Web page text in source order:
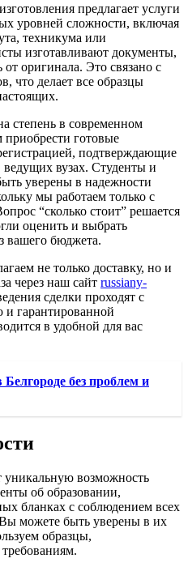
предлагает услуги
уровней сложности, включая
техникума или
изготавливают документы,
оригинала. Это связано с
что делает все образцы
степень в современном
приобрести готовые
подтверждающие
вузах. Студенты и
уверены в надежности
мы работаем только с
“сколько стоит” решается
оценить и выбрать
вашего бюджета.
не только доставку, но и
через наш сайт russiany-
сделки проходят с
гарантированной
в удобной для вас
без проблем и
уникальную возможность
об образовании,
бланках с соблюдением всех
можете быть уверены в их
образцы,